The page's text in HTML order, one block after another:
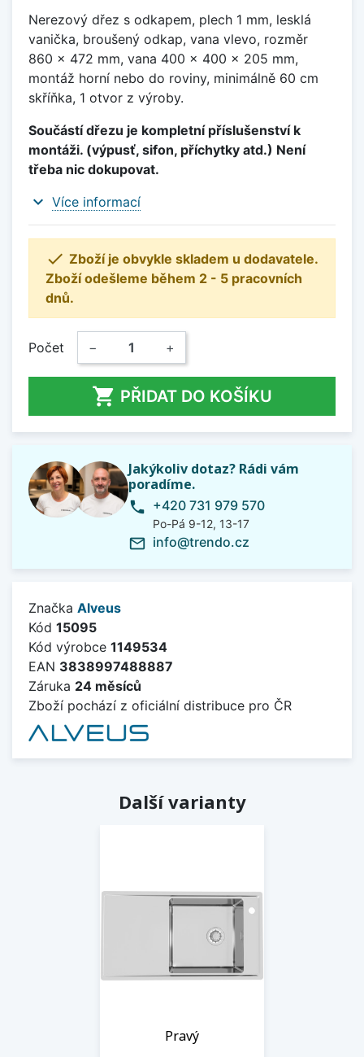
Nerezový dřez s odkapem, plech 1 mm, lesklá
vanička, broušený odkap, vana vlevo, rozměr
860 x 472 mm, vana 400 x 400 x 205 mm,
montáž horní nebo do roviny, minimálně 60 cm
skříňka, 1 otvor z výroby.
Součástí dřezu je kompletní příslušenství k
montáži. (výpusť, sifon, příchytky atd.) Není
třeba nic dokupovat.
expand_more Více informací
 Zboží je obvykle skladem u dodavatele.
Zboží odešleme během 2 - 5 pracovních
dnů.
Počet − +
 PŘIDAT DO KOŠÍKU
Jakýkoliv dotaz? Rádi vám
poradíme.
phone +420 731 979 570
Po-Pá 9-12, 13-17
mail_outline info@trendo.cz
Značka Alveus
Kód 15095
Kód výrobce 1149534
EAN 3838997488887
Záruka 24 měsíců
Zboží pochází z oficiální distribuce pro ČR
Další varianty
Pravý